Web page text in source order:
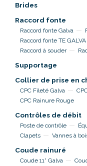
Brides
Raccord fonte
Raccord fonte Galva
Raccord fonte TE GALVA
Raccord à souder
Supportage
Collier de prise en
CPC Fileté Galva
CPC Rainure Rouge
Contrôles de débit
Poste de contrôle
Clapets
Vannes à
Coude rainuré
Coude 11° Galva